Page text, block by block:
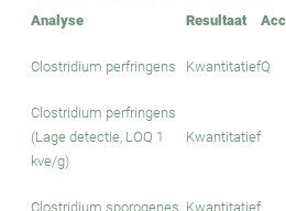
Analyse Resultaat
Clostridium perfringens KwantitatiefQ
Clostridium perfringens
(Lage detectie, LOQ 1
kve/g)
Kwantitatief
Clostridium sporogenes Kwantitatief